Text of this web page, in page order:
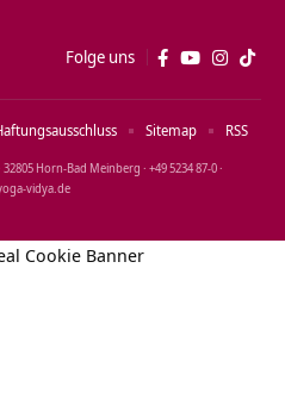
Folge uns
Horn‑Bad Meinberg · +49 5234 87‑0 ·
Sitemap RSS
Cookie Banner